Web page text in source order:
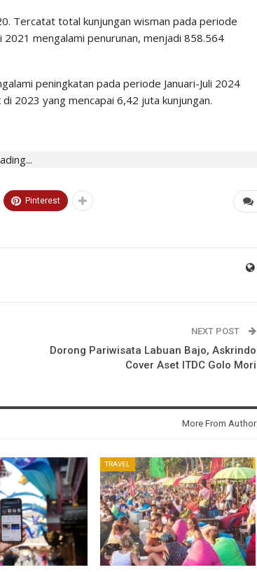
Tercatat total kunjungan wisman pada periode
2021 mengalami penurunan, menjadi 858.564
peningkatan pada periode Januari-Juli 2024
2023 yang mencapai 6,42 juta kunjungan.
Pinterest
NEXT POST
Dorong Pariwisata Labuan Bajo, Askrindo
Cover Aset ITDC Golo Mori
More From Author
TRAVEL